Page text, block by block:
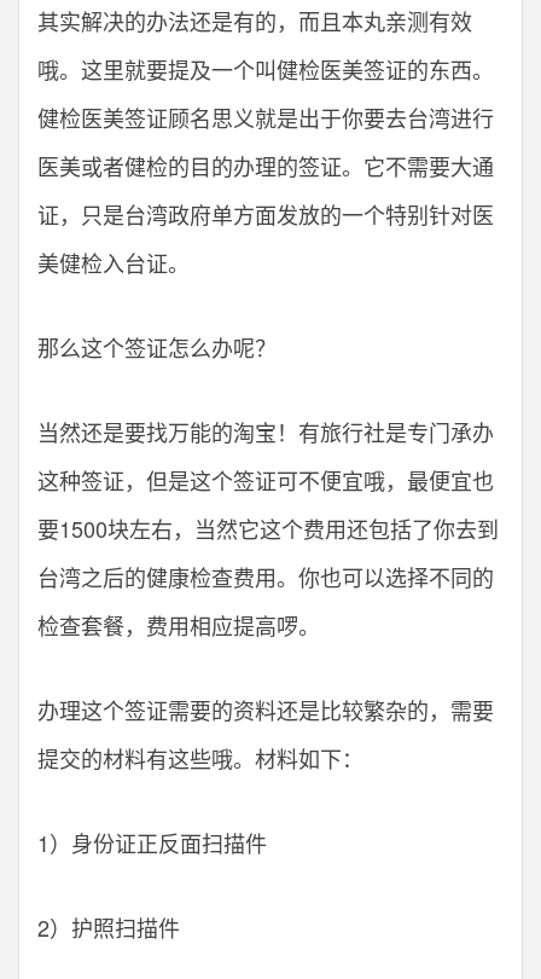
其实解决的办法还是有的，而且本丸亲测有效
哦。这里就要提及一个叫健检医美签证的东西。
健检医美签证顾名思义就是出于你要去台湾进行
医美或者健检的目的办理的签证。它不需要大通
证，只是台湾政府单方面发放的一个特别针对医
美健检入台证。
那么这个签证怎么办呢？
当然还是要找万能的淘宝！有旅行社是专门承办
这种签证，但是这个签证可不便宜哦，最便宜也
要1500块左右，当然它这个费用还包括了你去到
台湾之后的健康检查费用。你也可以选择不同的
检查套餐，费用相应提高啰。
办理这个签证需要的资料还是比较繁杂的，需要
提交的材料有这些哦。材料如下：
1）身份证正反面扫描件
2）护照扫描件